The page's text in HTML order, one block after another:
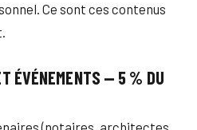
Ce sont ces contenus
ÉVÉNEMENTS — 5 % DU
(notaires, architectes,